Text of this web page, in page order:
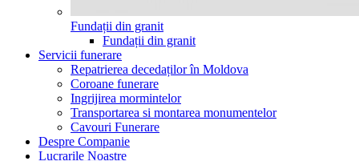
Fundații din granit
Fundații din granit
Servicii funerare
Repatrierea decedaților în Moldova
Coroane funerare
Ingrijirea mormintelor
Transportarea si montarea monumentelor
Cavouri Funerare
Despre Companie
Lucrarile Noastre